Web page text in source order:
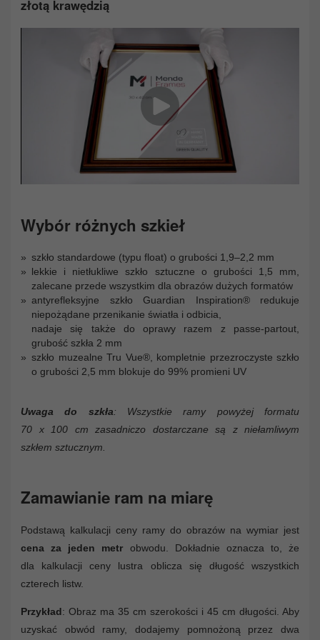
złotą krawędzią
Wybór różnych szkieł
szkło standardowe (typu float) o grubości 1,9–2,2 mm
lekkie i nietłukliwe szkło sztuczne o grubości 1,5 mm,
zalecane przede wszystkim dla obrazów dużych formatów
antyrefleksyjne szkło Guardian Inspiration® redukuje
niepożądane przenikanie światła i odbicia,
nadaje się także do oprawy razem z passe-partout,
grubość szkła 2 mm
szkło muzealne Tru Vue®, kompletnie przezroczyste szkło
o grubości 2,5 mm blokuje do 99% promieni UV
Uwaga do szkła: Wszystkie ramy powyżej formatu
70 x 100 cm zasadniczo dostarczane są z niełamliwym
szkłem sztucznym.
Zamawianie ram na miarę
Podstawą kalkulacji ceny ramy do obrazów na wymiar jest
cena za jeden metr obwodu. Dokładnie oznacza to, że
dla kalkulacji ceny lustra oblicza się długość wszystkich
czterech listw.
Przykład: Obraz ma 35 cm szerokości i 45 cm długości. Aby
uzyskać obwód ramy, dodajemy pomnożoną przez dwa